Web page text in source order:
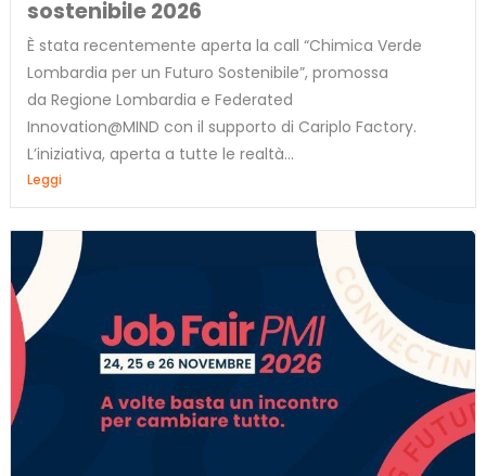
sostenibile 2026
È stata recentemente aperta la call “Chimica Verde
Lombardia per un Futuro Sostenibile”, promossa
da Regione Lombardia e Federated
Innovation@MIND con il supporto di Cariplo Factory.
L’iniziativa, aperta a tutte le realtà...
Leggi